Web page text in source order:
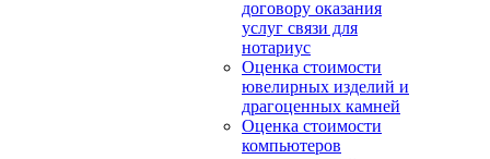
договору оказания
услуг связи для
нотариус
Оценка стоимости
ювелирных изделий и
драгоценных камней
Оценка стоимости
компьютеров